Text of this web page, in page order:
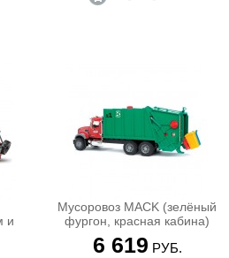
и
H )
Мусоровоз MACK (зелёный
фургон, красная кабина)
6 619 РУБ.